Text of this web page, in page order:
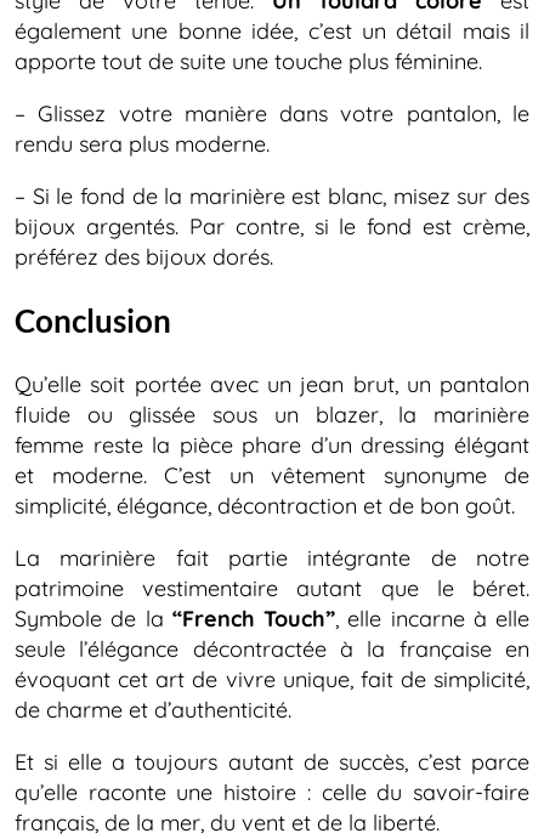
également une bonne idée, c’est un détail mais il
apporte tout de suite une touche plus féminine.
– Glissez votre manière dans votre pantalon, le
rendu sera plus moderne.
– Si le fond de la marinière est blanc, misez sur des
bijoux argentés. Par contre, si le fond est crème,
préférez des bijoux dorés.
Conclusion
Qu’elle soit portée avec un jean brut, un pantalon
fluide ou glissée sous un blazer, la marinière
femme reste la pièce phare d’un dressing élégant
et moderne. C’est un vêtement synonyme de
simplicité, élégance, décontraction et de bon goût.
La marinière fait partie intégrante de notre
patrimoine vestimentaire autant que le béret.
Symbole de la “French Touch” , elle incarne à elle
seule l’élégance décontractée à la française en
évoquant cet art de vivre unique, fait de simplicité,
de charme et d’authenticité.
Et si elle a toujours autant de succès, c’est parce
qu’elle raconte une histoire : celle du savoir-faire
français, de la mer, du vent et de la liberté.